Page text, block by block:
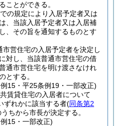
ことができる。
での規定により入居予定者又は
、当該入居予定者又は入居補
、その旨を通知するものとす
営住宅の入居予定者を決定し
対し、当該普通市営住宅の借
通市営住宅を明け渡さなけれ
とする。
15・平25条例19・一部改正)
賃貸住宅の入居者について
ずれかに該当する者(同条第2
ちから市長が決定する。
15・一部改正)